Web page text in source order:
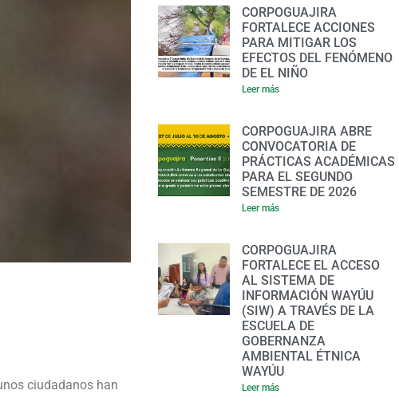
ciudadanos han
CORPOGUAJIRA
FORTALECE ACCIONES
PARA MITIGAR LOS
EFECTOS DEL FENÓMENO
DE EL NIÑO
Leer más
CORPOGUAJIRA ABRE
CONVOCATORIA DE
PRÁCTICAS ACADÉMICAS
PARA EL SEGUNDO
SEMESTRE DE 2026
Leer más
CORPOGUAJIRA
FORTALECE EL ACCESO
AL SISTEMA DE
INFORMACIÓN WAYÚU
(SIW) A TRAVÉS DE LA
ESCUELA DE
GOBERNANZA
AMBIENTAL ÉTNICA
WAYÚU
Leer más